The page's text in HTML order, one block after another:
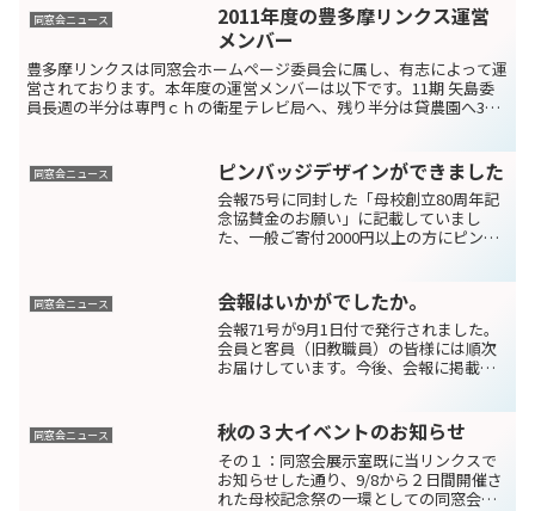
同窓会ニュース
2011年度の豊多摩リンクス運営
メンバー
豊多摩リンクスは同窓会ホームページ委員会に属し、有志によって運
営されております。本年度の運営メンバーは以下です。11期 矢島委
員長週の半分は専門ｃｈの衛星テレビ局へ、残り半分は貸農園へ30
同窓会ニュース ピンバッジデザインができました
会報75号に同封した「母校創立80周年記
念協賛金のお願い」に記載していまし
た、一般ご寄付2000円以上の方にピンバ
んです。知る人ぞ知る、母校で生物の先
生をされておられ...
同窓会ニュース 会報はいかがでしたか。
会報71号が9月1日付で発行されました。
会員と客員（旧教職員）の皆様には順次
お届けしています。今後、会報に掲載し
画もあります。ご応募詳細は会報をお読
みください。●会報を...
同窓会ニュース 秋の３大イベントのお知らせ
その１：同窓会展示室既に当リンクスで
お知らせした通り、9/8から２日間開催さ
れた母校記念祭の一環としての同窓会展